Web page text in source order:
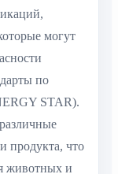
могут
по
STAR).
продукта, что
животных и